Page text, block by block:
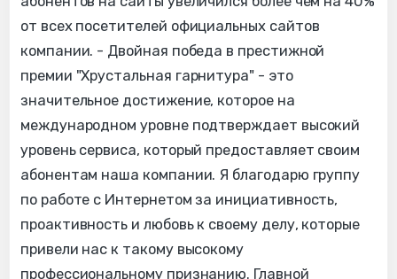
от всех посетителей официальных сайтов
компании. - Двойная победа в престижной
премии "Хрустальная гарнитура" - это
значительное достижение, которое на
международном уровне подтверждает высокий
уровень сервиса, который предоставляет своим
абонентам наша компании. Я благодарю группу
по работе с Интернетом за инициативность,
проактивность и любовь к своему делу, которые
привели нас к такому высокому
профессиональному признанию. Главной